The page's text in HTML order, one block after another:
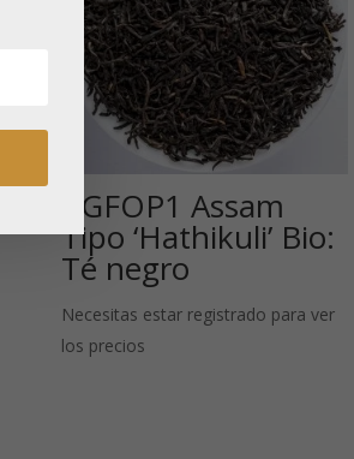
TGFOP1 Assam
Tipo ‘Hathikuli’ Bio:
Té negro
Necesitas estar registrado para ver
los precios